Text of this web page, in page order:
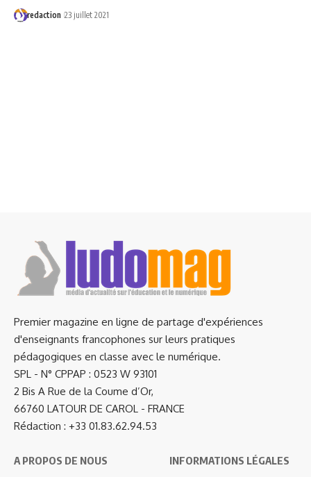
redaction 23 juillet 2021
Premier magazine en ligne de partage d'expériences
d'enseignants francophones sur leurs pratiques
pédagogiques en classe avec le numérique.
SPL - N° CPPAP : 0523 W 93101
2 Bis A Rue de la Coume d’Or,
66760 LATOUR DE CAROL - FRANCE
Rédaction : +33 01.83.62.94.53
A PROPOS DE NOUS INFORMATIONS LÉGALES